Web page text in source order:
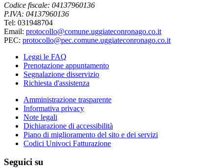
Codice fiscale: 04137960136
P.IVA: 04137960136
Tel: 031948704
Email: protocollo@comune.uggiateconronago.co.it
PEC: protocollo@pec.comune.uggiateconronago.co.it
Leggi le FAQ
Prenotazione appuntamento
Segnalazione disservizio
Richiesta d'assistenza
Amministrazione trasparente
Informativa privacy
Note legali
Dichiarazione di accessibilità
Piano di miglioramento del sito e dei servizi
Codici Univoci Fatturazione
Seguici su